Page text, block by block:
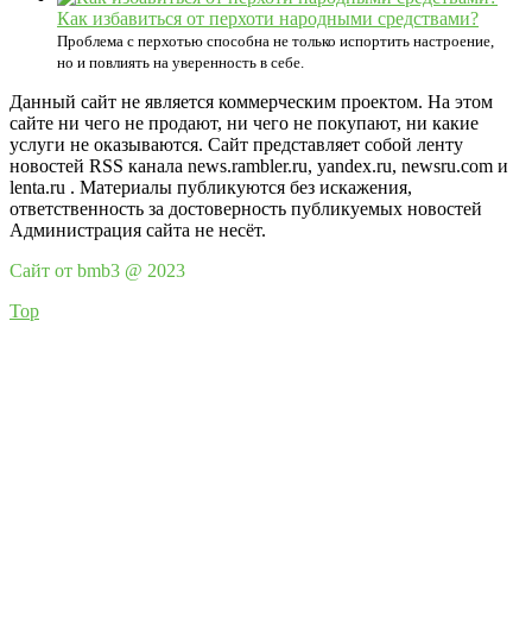
Как избавиться от перхоти народными средствами?
Проблема с перхотью способна не только испортить настроение,
но и повлиять на уверенность в себе.
Данный сайт не является коммерческим проектом. На этом
сайте ни чего не продают, ни чего не покупают, ни какие
услуги не оказываются. Сайт представляет собой ленту
новостей RSS канала news.rambler.ru, yandex.ru, newsru.com и
lenta.ru . Материалы публикуются без искажения,
ответственность за достоверность публикуемых новостей
Администрация сайта не несёт.
Сайт от bmb3 @ 2023
Top